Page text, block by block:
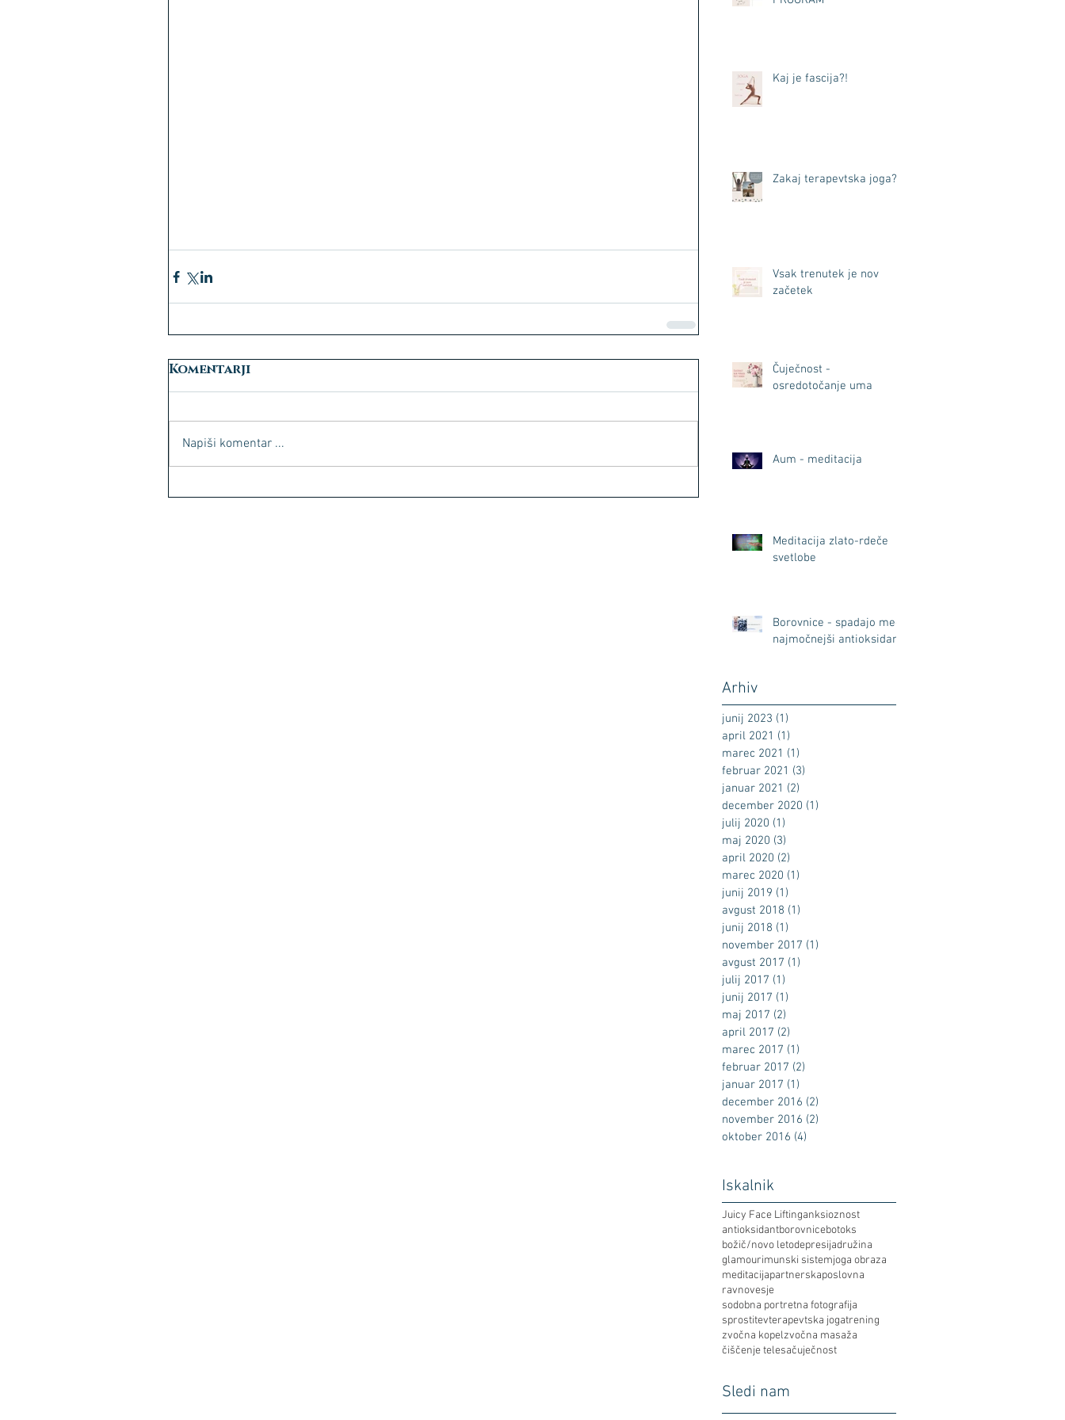
Komentarji
Napiši komentar ...
Kaj je fascija?!
Zakaj terapevtska joga?
Vsak trenutek je nov
začetek
Čuječnost -
osredotočanje uma
Aum - meditacija
Meditacija zlato-rdeče
svetlobe
Borovnice - spadajo med
najmočnejši antioksidant
Arhiv
junij 2023 (1)
april 2021 (1)
marec 2021 (1)
februar 2021 (3)
januar 2021 (2)
december 2020 (1)
julij 2020 (1)
maj 2020 (3)
april 2020 (2)
marec 2020 (1)
junij 2019 (1)
avgust 2018 (1)
junij 2018 (1)
november 2017 (1)
avgust 2017 (1)
julij 2017 (1)
junij 2017 (1)
maj 2017 (2)
april 2017 (2)
marec 2017 (1)
februar 2017 (2)
januar 2017 (1)
december 2016 (2)
november 2016 (2)
oktober 2016 (4)
Iskalnik
Juicy Face Liftinganksioznost
antioksidantborovnicebotoks
božič/novo letodepresijadružina
glamourimunski sistemjoga obraza
meditacijapartnerskaposlovna
ravnovesje
sodobna portretna fotografija
sprostitevterapevtska jogatrening
zvočna kopelzvočna masaža
čiščenje telesačuječnost
Sledi nam